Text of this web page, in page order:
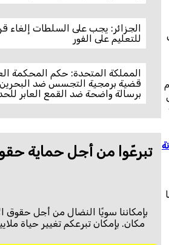
الجزائر: يجب على السلطات إلغاء
للتعليم على الفور
المملكة المتحدة: حكم المحكمة
قضية برمجية التجسس ضد
برسالة واضحة ضد القمع العابر
تبرعّوا من أجل حماية
بإمكاننا سويًا النضال من أجل حقوق
مكان. بإمكان تبرعكم تغيير حياة